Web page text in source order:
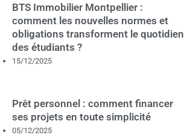
BTS Immobilier Montpellier :
comment les nouvelles normes et
obligations transforment le quotidien
des étudiants ?
15/12/2025
Prêt personnel : comment financer
ses projets en toute simplicité
05/12/2025